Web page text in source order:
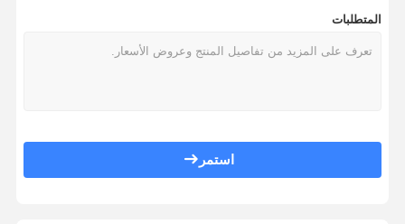
لوحة حائط الأشعة فوق البنفسجيةالذهب Pvc 3d UV لوح الحائط الرخام Eu الأسهم الرخام Pvc 3mm لوحة الحائط للحمام مقاومة للماء 1220 2440
ألواح جدران وسقف زخرفية من PVC عالية اللمعان بمعالجة UV مقاس 1220 مم × 2440 مم
الذهب Pvc 3d UV لوح الحائط الرخام Eu الأسهم الرخام Pvc 3mm لوحة الحائط للحمام مقاومة للماء 1220 2440
المتطلبات
استمر